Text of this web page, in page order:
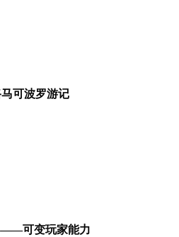
可波罗游记
可变玩家能力